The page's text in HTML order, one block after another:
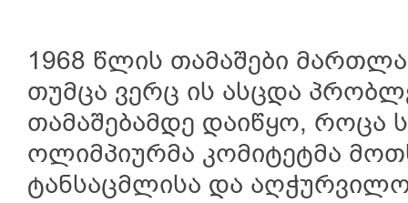
1968 წლის თამაშები
თუმცა ვერც ის ასცდა
თამაშებამდე დაიწყო, როცა
ოლიმპიურმა კომიტეტმა
ტანსაცმლისა და